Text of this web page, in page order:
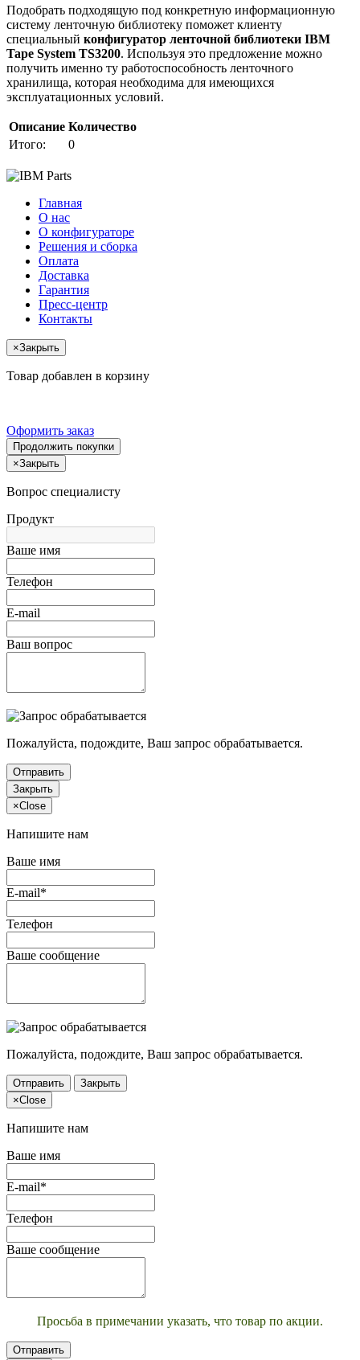
Подобрать подходящую под конкретную информационную
систему ленточную библиотеку поможет клиенту
специальный конфигуратор ленточной библиотеки IBM
Tape System TS3200. Используя это предложение можно
получить именно ту работоспособность ленточного
хранилища, которая необходима для имеющихся
эксплуатационных условий.
Описание Количество
Итого:
0
Главная
О нас
О конфигураторе
Решения и сборка
Оплата
Доставка
Гарантия
Пресс-центр
Контакты
×Закрыть
Товар добавлен в корзину
Оформить заказ
Продолжить покупки
×Закрыть
Вопрос специалисту
Продукт
Ваше имя
Телефон
E-mail
Ваш вопрос
Пожалуйста, подождите, Ваш запрос обрабатывается.
Отправить
Закрыть
×Close
Напишите нам
Ваше имя
E-mail*
Телефон
Ваше сообщение
Пожалуйста, подождите, Ваш запрос обрабатывается.
Отправить
Закрыть
×Close
Напишите нам
Ваше имя
E-mail*
Телефон
Ваше сообщение
Просьба в примечании указать, что товар по акции.
Отправить